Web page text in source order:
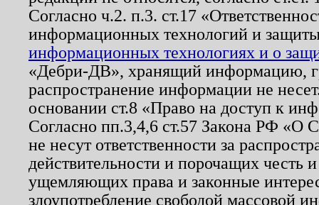
Согласно ч.2. п.3. ст.17
информационных технологий и
информационных технологиях и о
«Дебри-ДВ», хранящий информацию,
распространение информации не
основании ст.8 «Право на доступ к
Согласно пп.3,4,6 ст.57 Закона РФ «О
не несут ответственности за
действительности и порочащих честь
ущемляющих права и законные
злоупотребление свободой массовой